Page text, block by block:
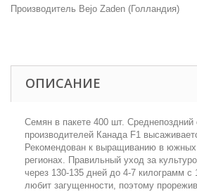
Производитель Bejo Zaden (Голландия)
ОПИСАНИЕ
Семян в пакете 400 шт. Среднепоздний
производителей Канада F1
Рекомендован к выращиванию в
регионах. Правильный уход за
через 130-135 дней до 4-7 килограмм с
любит загущенности, поэтому